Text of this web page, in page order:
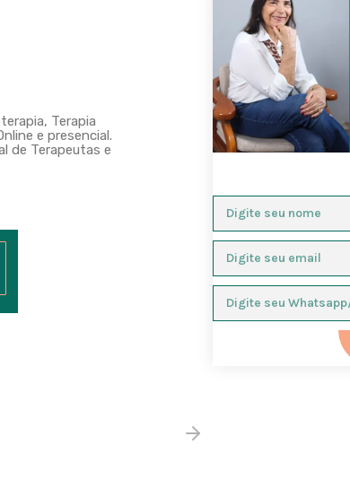
Terapia
e presencial.
de Terapeutas e